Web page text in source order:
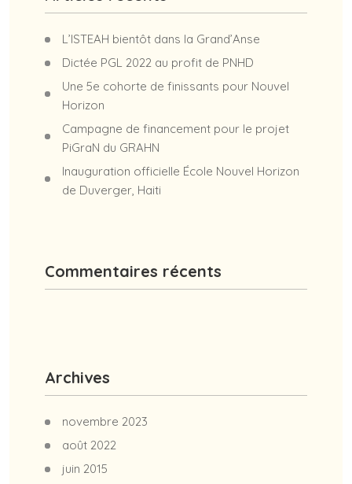
L’ISTEAH bientôt dans la Grand’Anse
Dictée PGL 2022 au profit de PNHD
Une 5e cohorte de finissants pour Nouvel
Horizon
Campagne de financement pour le projet
PiGraN du GRAHN
Inauguration officielle École Nouvel Horizon
de Duverger, Haiti
Commentaires récents
Archives
novembre 2023
août 2022
juin 2015